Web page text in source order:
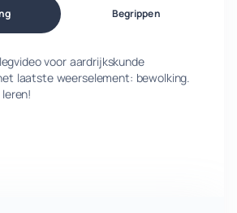
Begrippen
voor aardrijkskunde
laatste weerselement: bewolking.